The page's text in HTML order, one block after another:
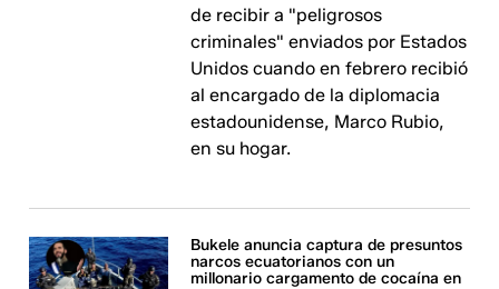
de recibir a "peligrosos
criminales" enviados por Estados
Unidos cuando en febrero recibió
al encargado de la diplomacia
estadounidense, Marco Rubio,
en su hogar.
Bukele anuncia captura de presuntos
narcos ecuatorianos con un
millonario cargamento de cocaína en